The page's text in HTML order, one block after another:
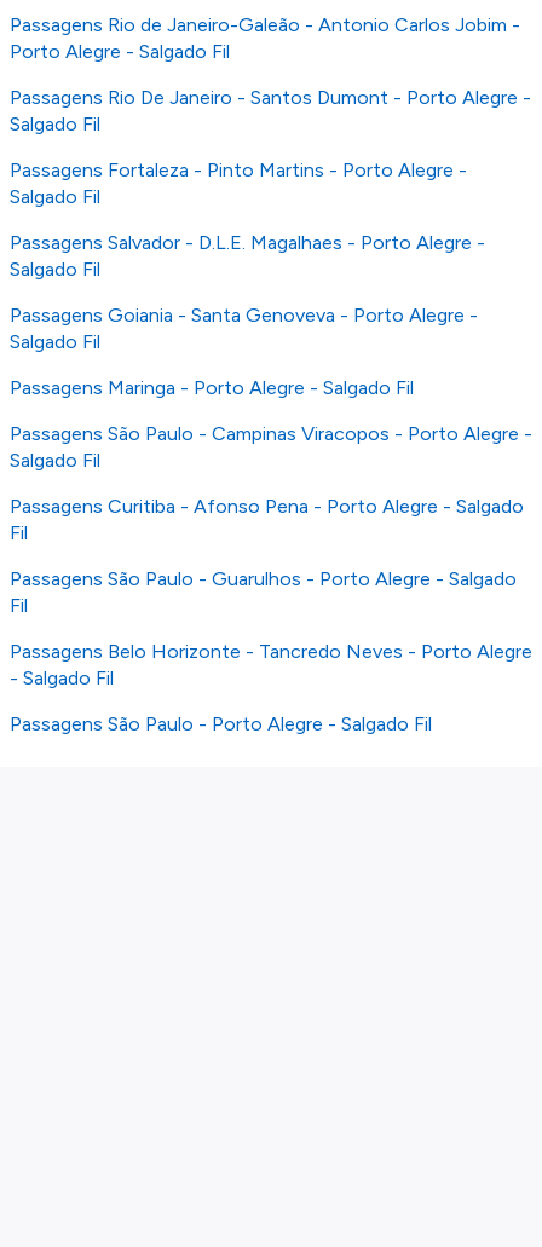
Passagens Rio de Janeiro-Galeão - Antonio Carlos Jobim -
Porto Alegre - Salgado Fil
Passagens Rio De Janeiro - Santos Dumont - Porto Alegre -
Salgado Fil
Passagens Fortaleza - Pinto Martins - Porto Alegre -
Salgado Fil
Passagens Salvador - D.L.E. Magalhaes - Porto Alegre -
Salgado Fil
Passagens Goiania - Santa Genoveva - Porto Alegre -
Salgado Fil
Passagens Maringa - Porto Alegre - Salgado Fil
Passagens São Paulo - Campinas Viracopos - Porto Alegre -
Salgado Fil
Passagens Curitiba - Afonso Pena - Porto Alegre - Salgado
Fil
Passagens São Paulo - Guarulhos - Porto Alegre - Salgado
Fil
Passagens Belo Horizonte - Tancredo Neves - Porto Alegre
- Salgado Fil
Passagens São Paulo - Porto Alegre - Salgado Fil